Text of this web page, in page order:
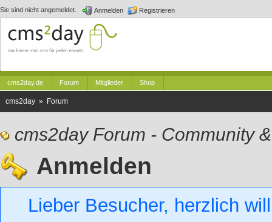
Sie sind nicht angemeldet. Anmelden Registrieren
cms2day.de Forum Mitglieder Shop
cms2day » Forum
cms2day Forum - Community
Anmelden
Lieber Besucher, herzlich